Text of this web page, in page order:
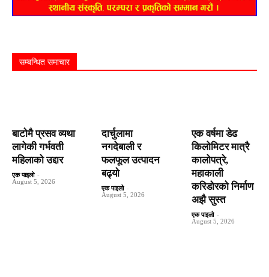
सम्बन्धित समाचार
बाटाेमै प्रसव व्यथा
लागेकी गर्भवती
महिलाको उद्दार
एक पाइलो -
August 5, 2026
दार्चुलामा
नगदेबाली र
फलफूल उत्पादन
बढ्यो
एक पाइलो -
August 5, 2026
एक वर्षमा डेढ
किलोमिटर मात्रै
कालोपत्रे,
महाकाली
करिडोरको निर्माण
अझै सुस्त
एक पाइलो -
August 5, 2026